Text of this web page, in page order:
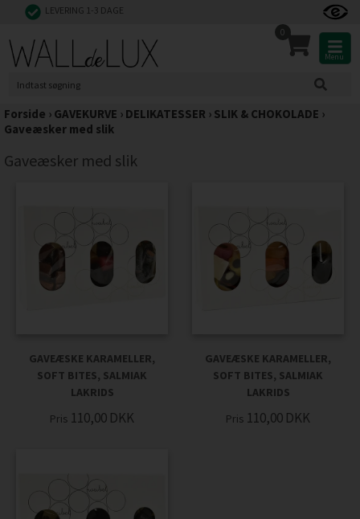
LEVERING 1-3 DAGE
0
Menu
Forside › GAVEKURVE › DELIKATESSER › SLIK & CHOKOLADE ›
Gaveæsker med slik
Gaveæsker med slik
GAVEÆSKE KARAMELLER,
SOFT BITES, SALMIAK
LAKRIDS
Pris 110,00 DKK
GAVEÆSKE KARAMELLER,
SOFT BITES, SALMIAK
LAKRIDS
Pris 110,00 DKK